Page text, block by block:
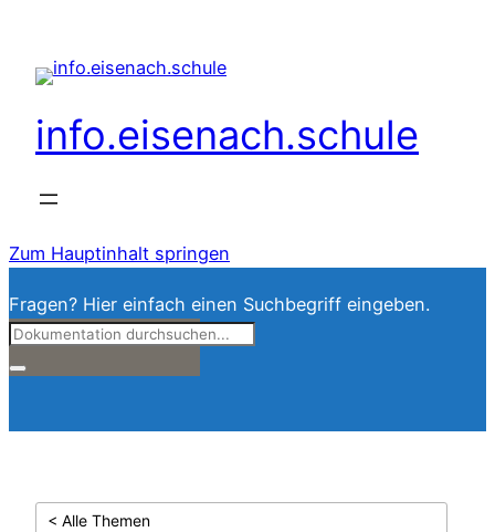
info.eisenach.schule
Zum Hauptinhalt springen
Fragen? Hier einfach einen Suchbegriff eingeben.
< Alle Themen